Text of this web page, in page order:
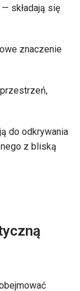
składają się
znaczenie
do odkrywania
z bliską